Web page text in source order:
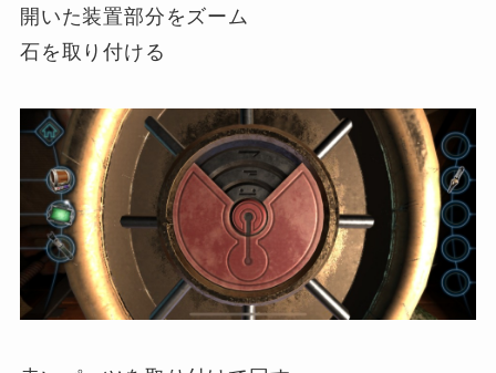
開いた装置部分をズーム
石を取り付ける